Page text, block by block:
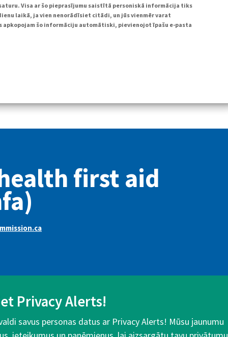
Visa ar šo pieprasījumu saistītā personiskā informācija tiks
laikā, ja vien nenorādīsiet citādi, un jūs vienmēr varat
apkopojam šo informāciju automātiski, pievienojot īpašu e-pasta
first aid
Privacy Alerts!
savus personas datus ar Privacy Alerts! Mūsu jaunumu